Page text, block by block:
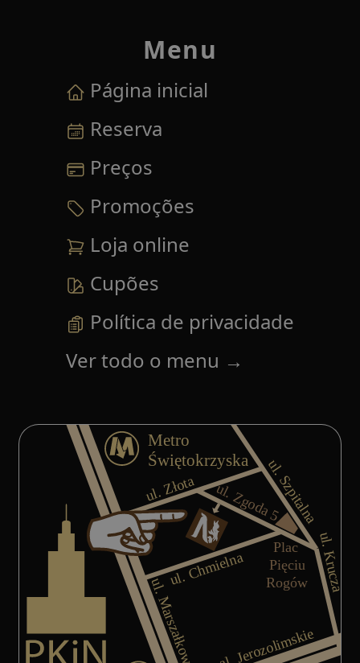
Menu
Página inicial
Reserva
Preços
Promoções
Loja online
Cupões
Política de privacidade
Ver todo o menu →